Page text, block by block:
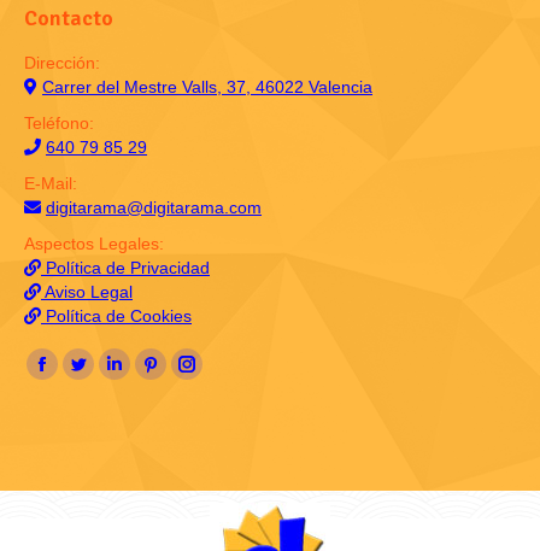
Contacto
Dirección:
Carrer del Mestre Valls, 37, 46022 Valencia
Teléfono:
640 79 85 29
E-Mail:
digitarama@digitarama.com
Aspectos Legales:
Política de Privacidad
Aviso Legal
Política de Cookies
Encuéntranos en:
Facebook
TwitterLinkedinPinterestInstagram
window